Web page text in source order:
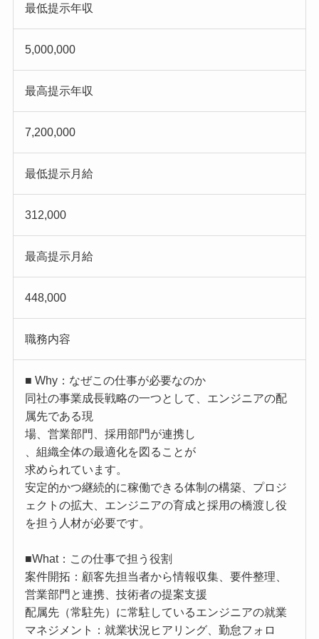
最低提示年収
5,000,000
最高提示年収
7,200,000
最低提示月給
312,000
最高提示月給
448,000
職務内容
■ Why：なぜこの仕事が必要なのか
同社の事業成長戦略の一つとして、エンジニアの配
属先である現
場、営業部門、採用部門が連携し
、組織全体の最適化を図ることが
求められています。
安定的かつ継続的に稼働できる体制の構築、プロジ
ェクトの拡大、エンジニアの育成と採用の橋渡し役
を担う人材が必要です。
■What：この仕事で担う役割
案件開拓：顧客先担当者から情報収集、要件整理、
営業部門と連携、技術者の提案支援
配属先（常駐先）に常駐しているエンジニアの就業
マネジメント：就業状況ヒアリング、勤怠フォロ